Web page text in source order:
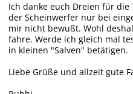
Ich danke euch Dreien für die
der Scheinwerfer nur bei
mir nicht bewußt. Wohl
fahre. Werde ich gleich mal
in kleinen "Salven" betätigen.
Liebe Grüße und allzeit gute